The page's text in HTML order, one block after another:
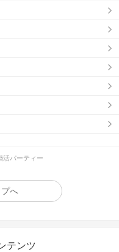
活パーティー
へ
テンツ